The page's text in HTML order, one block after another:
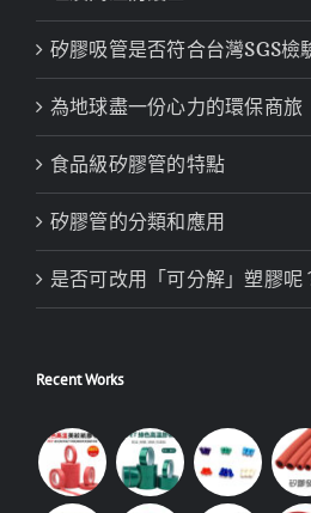
矽膠吸管是否符合台灣SGS檢
為地球盡一份心力的環保商旅
食品級矽膠管的特點
矽膠管的分類和應用
是否可改用「可分解」塑膠呢
Recent Works